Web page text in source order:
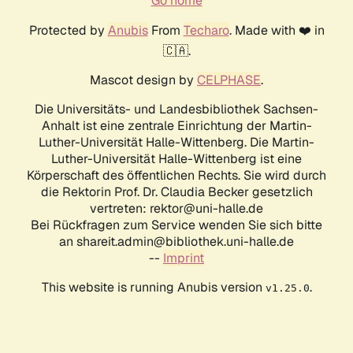
Protected by AnubisFrom Techaro. Made with ❤️ in
🇨🇦.
Mascot design by CELPHASE.
Die Universitäts- und Landesbibliothek Sachsen-
Anhalt ist eine zentrale Einrichtung der Martin-
Luther-Universität Halle-Wittenberg. Die Martin-
Luther-Universität Halle-Wittenberg ist eine
Körperschaft des öffentlichen Rechts. Sie wird durch
die Rektorin Prof. Dr. Claudia Becker gesetzlich
vertreten: rektor@uni-halle.de
Bei Rückfragen zum Service wenden Sie sich bitte
an shareit.admin@bibliothek.uni-halle.de
-- Imprint
This website is running Anubis version v1.25.0.